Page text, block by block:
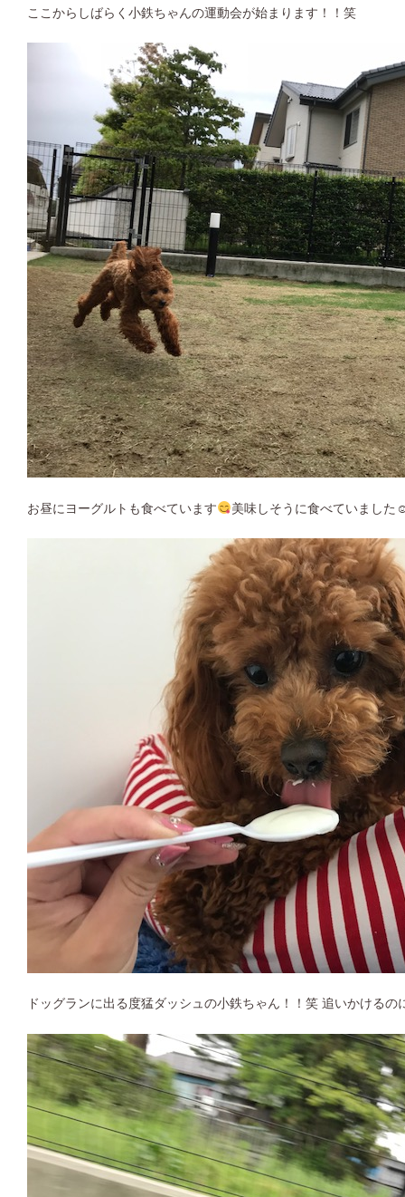
ここからしばらく小鉄ちゃんの運動会が始まります！！笑
お昼にヨーグルトも食べています 美味しそうに食べていました
ドッグランに出る度猛ダッシュの小鉄ちゃん！！笑 追いかけるの